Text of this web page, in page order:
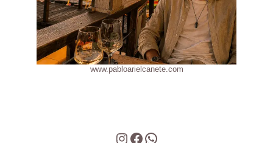
www.pabloarielcanete.com
Instagram
Facebook
WhatsApp